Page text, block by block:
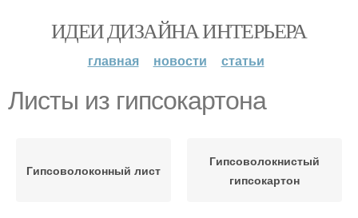
ИДЕИ ДИЗАЙНА ИНТЕРЬЕРА
главная новости статьи
Листы из гипсокартона
Гипсоволоконный лист
Гипсоволокнистый
гипсокартон